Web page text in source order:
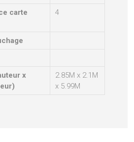
carte
4
x
2.85M x 2.1M
x 5.99M